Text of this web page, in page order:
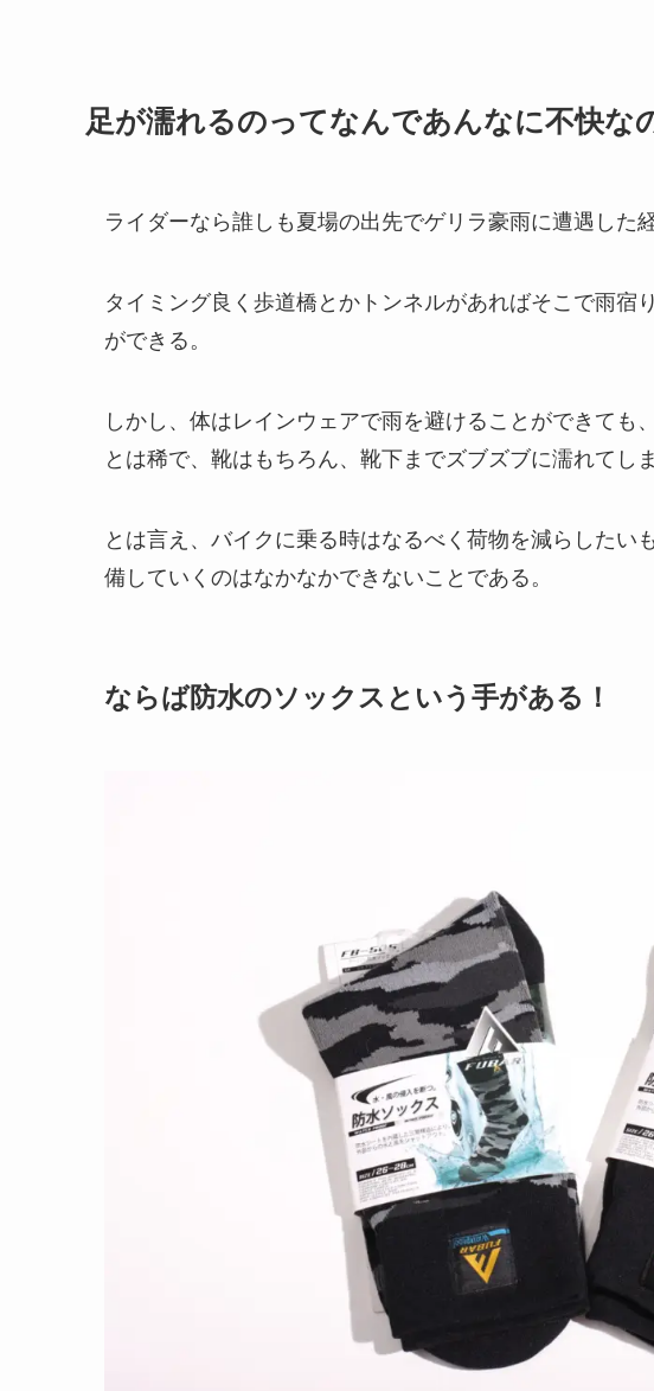
足が濡れるのってなんであんなに不快な
ライダーなら誰しも夏場の出先でゲリラ豪雨に遭遇した
タイミング良く歩道橋とかトンネルがあればそこで雨
ができる。
しかし、体はレインウェアで雨を避けることができて
とは稀で、靴はもちろん、靴下までズブズブに濡れてし
とは言え、バイクに乗る時はなるべく荷物を減らした
備していくのはなかなかできないことである。
ならば防水のソックスという手がある！